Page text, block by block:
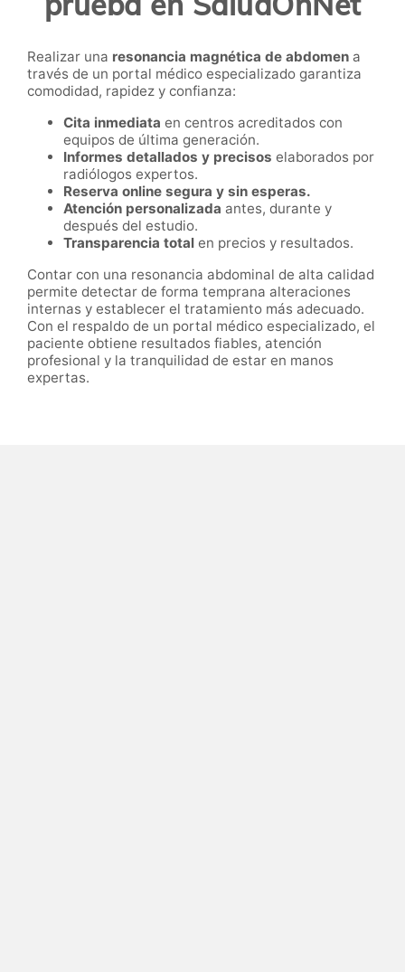
Realizar una resonancia magnética de abdomen a
través de un portal médico especializado garantiza
comodidad, rapidez y confianza:
Cita inmediata en centros acreditados con
equipos de última generación.
Informes detallados y precisos elaborados por
radiólogos expertos.
Reserva online segura y sin esperas.
Atención personalizada antes, durante y
después del estudio.
Transparencia total en precios y resultados.
Contar con una resonancia abdominal de alta calidad
permite detectar de forma temprana alteraciones
internas y establecer el tratamiento más adecuado.
Con el respaldo de un portal médico especializado, el
paciente obtiene resultados fiables, atención
profesional y la tranquilidad de estar en manos
expertas.